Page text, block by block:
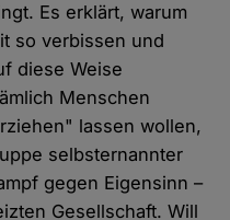
Es erklärt, warum
so verbissen und
diese Weise
Menschen
lassen wollen,
selbsternannter
gegen Eigensinn –
Gesellschaft. Will